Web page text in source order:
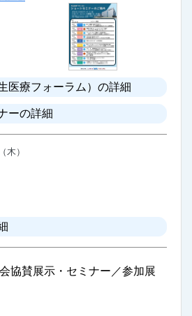
医療フォーラム）の詳細
ーの詳細
木）
協賛展示・セミナー／参加展